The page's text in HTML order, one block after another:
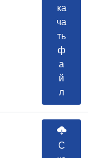
ка
ча
ть
ф
а
й
л
С